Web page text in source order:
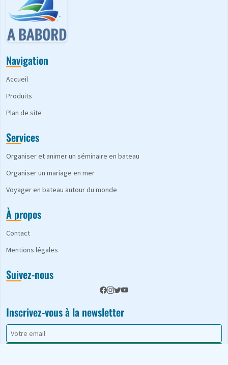
Navigation
Accueil
Produits
Plan de site
Services
Organiser et animer un séminaire en bateau
Organiser un mariage en mer
Voyager en bateau autour du monde
À propos
Contact
Mentions légales
Suivez-nous
Inscrivez-vous à la newsletter